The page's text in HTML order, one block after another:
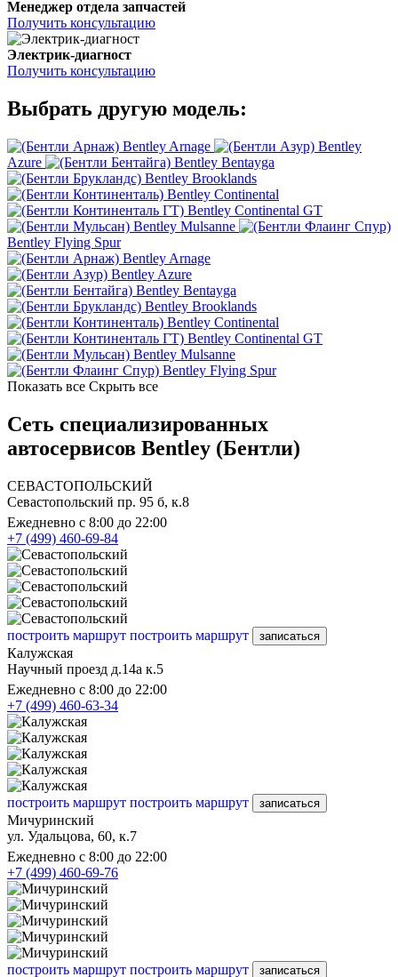
Менеджер отдела запчастей
Получить консультацию
Электрик-диагност
Получить консультацию
Выбрать другую модель:
Bentley Arnage
Bentley
Azure
Bentley Bentayga
Bentley Brooklands
Bentley Continental
Bentley Continental GT
Bentley Mulsanne
Bentley Flying Spur
Bentley Arnage
Bentley Azure
Bentley Bentayga
Bentley Brooklands
Bentley Continental
Bentley Continental GT
Bentley Mulsanne
Bentley Flying Spur
Показать все Скрыть все
Сеть специализированных
автосервисов Bentley (Бентли)
СЕВАСТОПОЛЬСКИЙ
Севастопольский пр. 95 б, к.8
Ежедневно с 8:00 до 22:00
+7 (499) 460-69-84
построить маршрут построить маршрут записаться
Калужская
Научный проезд д.14а к.5
Ежедневно с 8:00 до 22:00
+7 (499) 460-63-34
построить маршрут построить маршрут записаться
Мичуринский
ул. Удальцова, 60, к.7
Ежедневно с 8:00 до 22:00
+7 (499) 460-69-76
построить маршрут построить маршрут записаться